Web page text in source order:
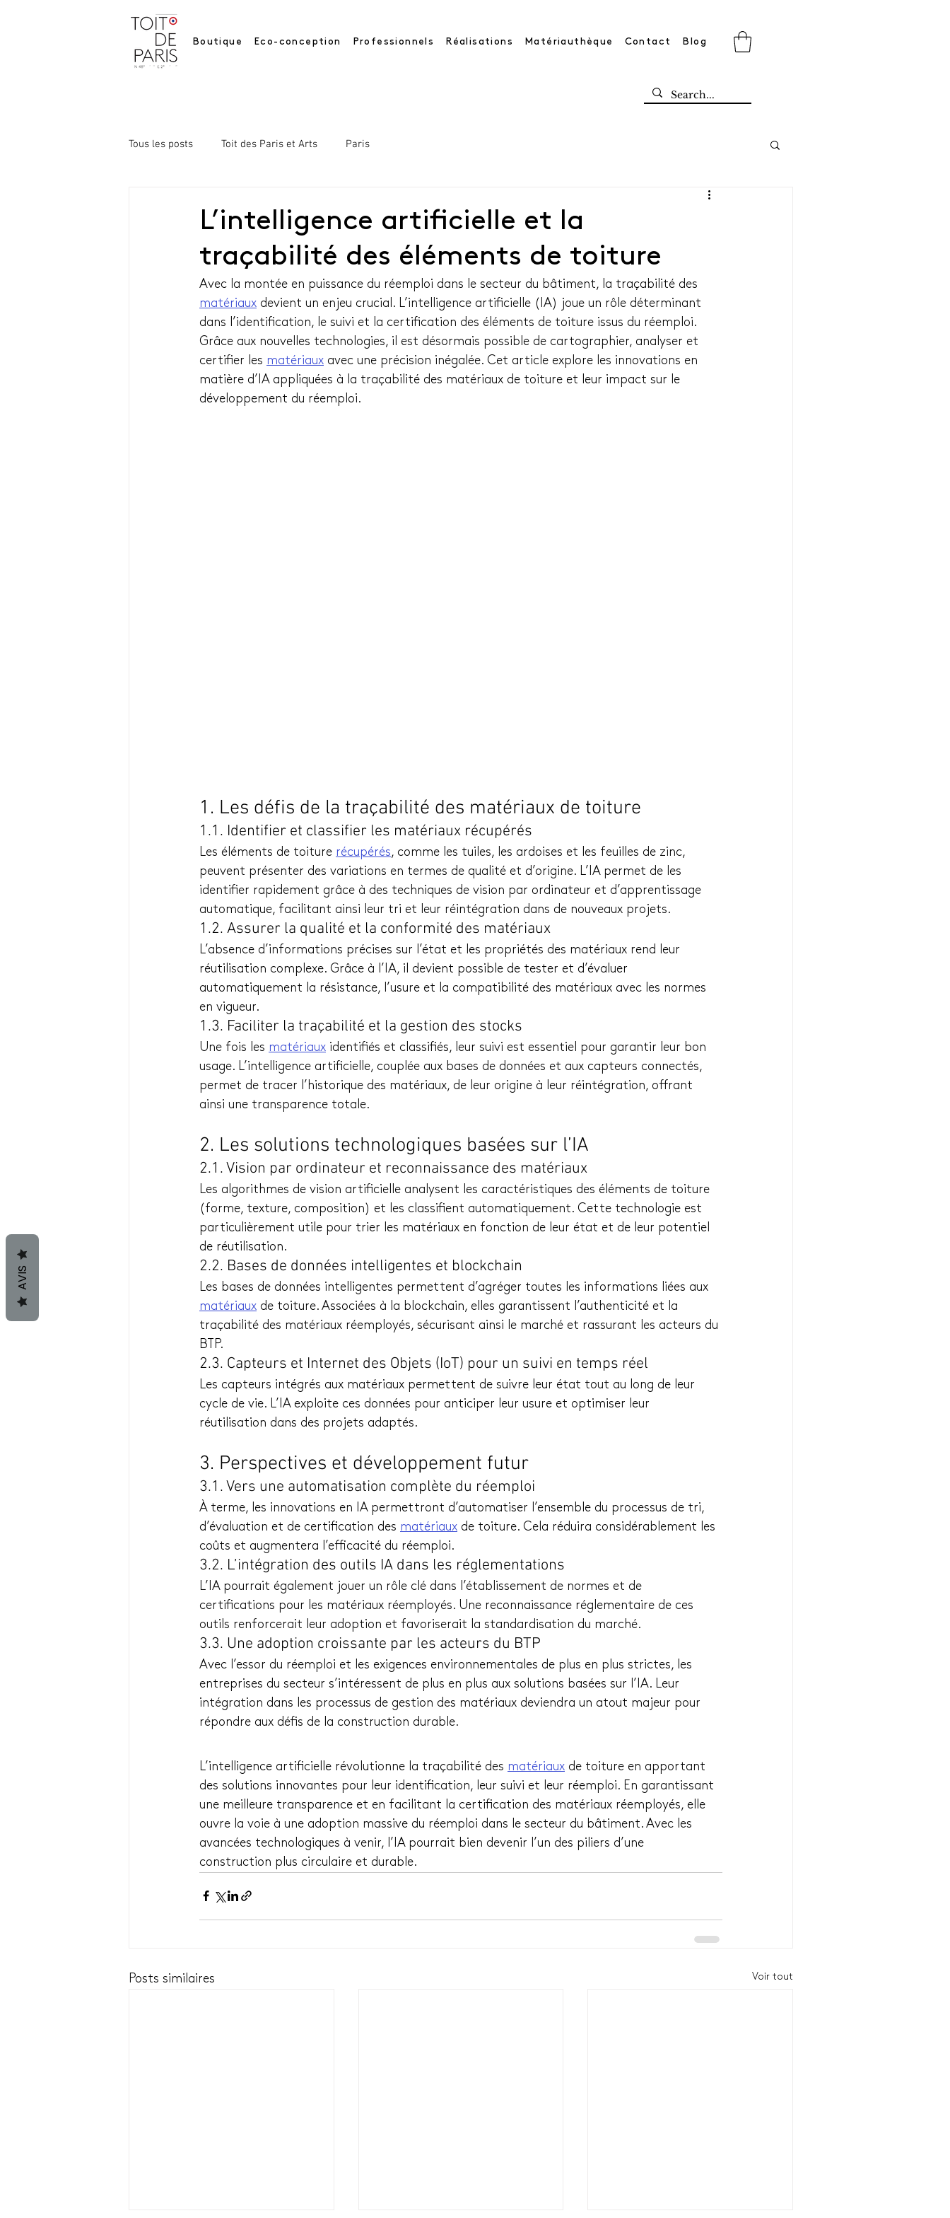
Boutique Eco-conception Professionnels Réalisations Matériauthèque Contact Blog
Tous les posts Toit des Paris et Arts Paris
L’intelligence artificielle et la
traçabilité des éléments de toiture
Avec la montée en puissance du réemploi dans le secteur du bâtiment, la traçabilité des
matériaux devient un enjeu crucial. L’intelligence artificielle (IA) joue un rôle déterminant
dans l’identification, le suivi et la certification des éléments de toiture issus du réemploi.
Grâce aux nouvelles technologies, il est désormais possible de cartographier, analyser et
certifier les matériaux avec une précision inégalée. Cet article explore les innovations en
matière d’IA appliquées à la traçabilité des matériaux de toiture et leur impact sur le
développement du réemploi.
1. Les défis de la traçabilité des matériaux de toiture
1.1. Identifier et classifier les matériaux récupérés
Les éléments de toiture récupérés, comme les tuiles, les ardoises et les feuilles de zinc,
peuvent présenter des variations en termes de qualité et d’origine. L’IA permet de les
identifier rapidement grâce à des techniques de vision par ordinateur et d’apprentissage
automatique, facilitant ainsi leur tri et leur réintégration dans de nouveaux projets.
1.2. Assurer la qualité et la conformité des matériaux
L’absence d’informations précises sur l’état et les propriétés des matériaux rend leur
réutilisation complexe. Grâce à l’IA, il devient possible de tester et d’évaluer
automatiquement la résistance, l’usure et la compatibilité des matériaux avec les normes
en vigueur.
1.3. Faciliter la traçabilité et la gestion des stocks
Une fois les matériaux identifiés et classifiés, leur suivi est essentiel pour garantir leur bon
usage. L’intelligence artificielle, couplée aux bases de données et aux capteurs connectés,
permet de tracer l’historique des matériaux, de leur origine à leur réintégration, offrant
ainsi une transparence totale.
2. Les solutions technologiques basées sur l’IA
2.1. Vision par ordinateur et reconnaissance des matériaux
Les algorithmes de vision artificielle analysent les caractéristiques des éléments de toiture
(forme, texture, composition) et les classifient automatiquement. Cette technologie est
particulièrement utile pour trier les matériaux en fonction de leur état et de leur potentiel
de réutilisation.
2.2. Bases de données intelligentes et blockchain
Les bases de données intelligentes permettent d’agréger toutes les informations liées aux
matériaux de toiture. Associées à la blockchain, elles garantissent l’authenticité et la
traçabilité des matériaux réemployés, sécurisant ainsi le marché et rassurant les acteurs du
BTP.
2.3. Capteurs et Internet des Objets (IoT) pour un suivi en temps réel
Les capteurs intégrés aux matériaux permettent de suivre leur état tout au long de leur
cycle de vie. L’IA exploite ces données pour anticiper leur usure et optimiser leur
réutilisation dans des projets adaptés.
3. Perspectives et développement futur
3.1. Vers une automatisation complète du réemploi
À terme, les innovations en IA permettront d’automatiser l’ensemble du processus de tri,
d’évaluation et de certification des matériaux de toiture. Cela réduira considérablement les
coûts et augmentera l’efficacité du réemploi.
3.2. L’intégration des outils IA dans les réglementations
L’IA pourrait également jouer un rôle clé dans l’établissement de normes et de
certifications pour les matériaux réemployés. Une reconnaissance réglementaire de ces
outils renforcerait leur adoption et favoriserait la standardisation du marché.
3.3. Une adoption croissante par les acteurs du BTP
Avec l’essor du réemploi et les exigences environnementales de plus en plus strictes, les
entreprises du secteur s’intéressent de plus en plus aux solutions basées sur l’IA. Leur
intégration dans les processus de gestion des matériaux deviendra un atout majeur pour
répondre aux défis de la construction durable.
L’intelligence artificielle révolutionne la traçabilité des matériaux de toiture en apportant
des solutions innovantes pour leur identification, leur suivi et leur réemploi. En garantissant
une meilleure transparence et en facilitant la certification des matériaux réemployés, elle
ouvre la voie à une adoption massive du réemploi dans le secteur du bâtiment. Avec les
avancées technologiques à venir, l’IA pourrait bien devenir l’un des piliers d’une
construction plus circulaire et durable.
Posts similaires Voir tout
AVIS